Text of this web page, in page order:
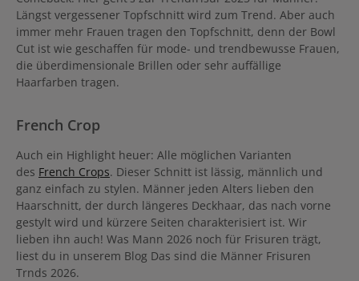
Längst vergessener Topfschnitt wird zum Trend. Aber auch
immer mehr Frauen tragen den Topfschnitt, denn der Bowl
Cut ist wie geschaffen für mode- und trendbewusse Frauen,
die überdimensionale Brillen oder sehr auffällige
Haarfarben tragen.
French Crop
Auch ein Highlight heuer: Alle möglichen Varianten
des French Crops. Dieser Schnitt ist lässig, männlich und
ganz einfach zu stylen. Männer jeden Alters lieben den
Haarschnitt, der durch längeres Deckhaar, das nach vorne
gestylt wird und kürzere Seiten charakterisiert ist. Wir
lieben ihn auch! Was Mann 2026 noch für Frisuren trägt,
liest du in unserem Blog Das sind die Männer Frisuren
Trnds 2026.